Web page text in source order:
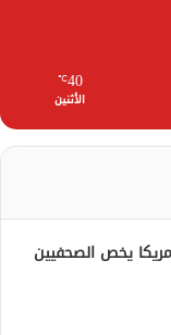
40
℃
الأثنين
يخص الصحفيين